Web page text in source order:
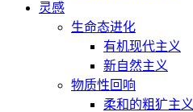
灵感
生命态进化
有机现代主义
新自然主义
物质性回响
柔和的粗犷主义